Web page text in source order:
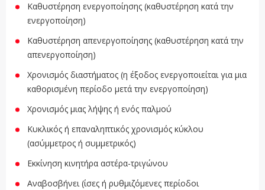
Καθυστέρηση ενεργοποίησης (καθυστέρηση κατά την
ενεργοποίηση)
Καθυστέρηση απενεργοποίησης (καθυστέρηση κατά την
απενεργοποίηση)
Χρονισμός διαστήματος (η έξοδος ενεργοποιείται για μια
καθορισμένη περίοδο μετά την ενεργοποίηση)
Χρονισμός μιας λήψης ή ενός παλμού
Κυκλικός ή επαναληπτικός χρονισμός κύκλου
(ασύμμετρος ή συμμετρικός)
Εκκίνηση κινητήρα αστέρα-τριγώνου
Αναβοσβήνει (ίσες ή ρυθμιζόμενες περίοδοι